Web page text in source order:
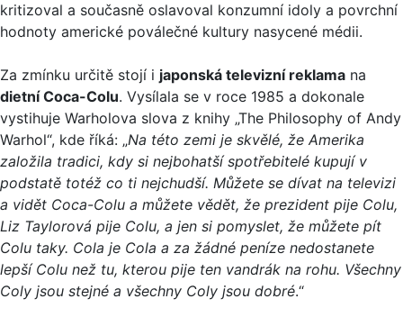
kritizoval a současně oslavoval konzumní idoly a povrchní
hodnoty americké poválečné kultury nasycené médii.
Za zmínku určitě stojí i japonská televizní reklama na
dietní Coca-Colu. Vysílala se v roce 1985 a dokonale
vystihuje Warholova slova z knihy „The Philosophy of Andy
Warhol“, kde říká: „Na této zemi je skvělé, že Amerika
založila tradici, kdy si nejbohatší spotřebitelé kupují v
podstatě totéž co ti nejchudší. Můžete se dívat na televizi
a vidět Coca-Colu a můžete vědět, že prezident pije Colu,
Liz Taylorová pije Colu, a jen si pomyslet, že můžete pít
Colu taky. Cola je Cola a za žádné peníze nedostanete
lepší Colu než tu, kterou pije ten vandrák na rohu. Všechny
Coly jsou stejné a všechny Coly jsou dobré.“